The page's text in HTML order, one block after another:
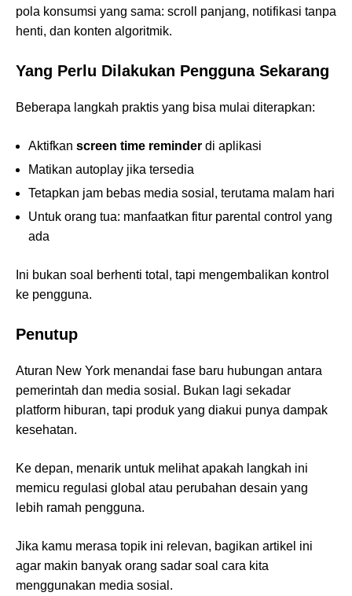
pola konsumsi yang sama: scroll panjang, notifikasi tanpa
henti, dan konten algoritmik.
Yang Perlu Dilakukan Pengguna Sekarang
Beberapa langkah praktis yang bisa mulai diterapkan:
Aktifkan screen time reminder di aplikasi
Matikan autoplay jika tersedia
Tetapkan jam bebas media sosial, terutama malam hari
Untuk orang tua: manfaatkan fitur parental control yang
ada
Ini bukan soal berhenti total, tapi mengembalikan kontrol
ke pengguna.
Penutup
Aturan New York menandai fase baru hubungan antara
pemerintah dan media sosial. Bukan lagi sekadar
platform hiburan, tapi produk yang diakui punya dampak
kesehatan.
Ke depan, menarik untuk melihat apakah langkah ini
memicu regulasi global atau perubahan desain yang
lebih ramah pengguna.
Jika kamu merasa topik ini relevan, bagikan artikel ini
agar makin banyak orang sadar soal cara kita
menggunakan media sosial.